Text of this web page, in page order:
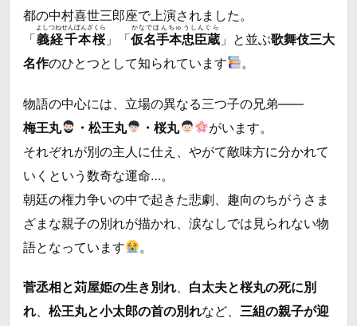
都の中村喜世三郎座で上演されました。
「義経千本桜
よしつねせんぼんざくら
」「仮名手本忠臣蔵
かなでほんちゅうしんぐら
」と並ぶ歌舞伎三大
名作のひとつとして知られています 。
物語の中心には、立場の異なる三つ子の兄弟――
梅王丸
・松王丸 ・桜丸
がいます。
それぞれが別の主人に仕え、やがて敵味方に分かれて
いくという数奇な運命…。
朝廷の権力争いの中で起きた悲劇、趣向のちがうさま
ざまな親子の別れが描かれ、涙なしでは見られない物
語となっています
。
菅丞相と苅屋姫の生き別れ、 白太夫と桜丸の死に別
れ、 松王丸と小太郎の首の別れなど、 三組の親子が迎